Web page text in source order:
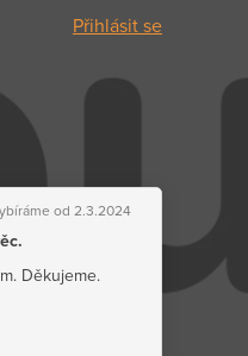
Přihlásit se
od 2.3.2024
Děkujeme.